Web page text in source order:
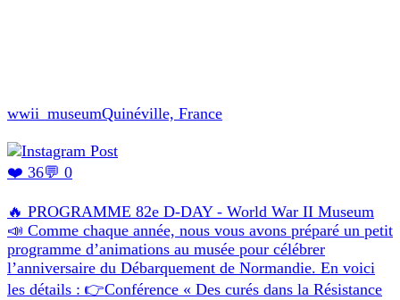
wwii_museumQuinéville, France
❤️ 36💬 0
🔥 PROGRAMME 82e D-DAY - World War II Museum
📣 Comme chaque année, nous vous avons préparé un petit
programme d’animations au musée pour célébrer
l’anniversaire du Débarquement de Normandie. En voici
les détails : 👉Conférence « Des curés dans la Résistance